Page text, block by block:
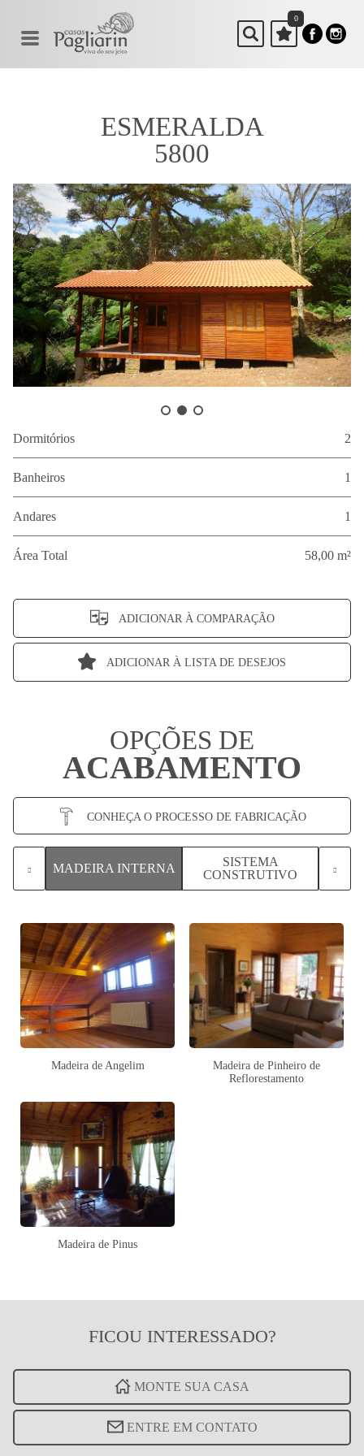
0
ESMERALDA
5800
Dormitórios 2
Banheiros 1
Andares 1
Área Total 58,00 m²
ADICIONAR À COMPARAÇÃO
ADICIONAR À LISTA DE DESEJOS
OPÇÕES DE
ACABAMENTO
CONHEÇA O PROCESSO DE FABRICAÇÃO
MADEIRA INTERNA
SISTEMA
CONSTRUTIVO
Madeira de Angelim
Madeira de Pinheiro de
Reflorestamento
Madeira de Pinus
FICOU INTERESSADO?
MONTE SUA CASA
ENTRE EM CONTATO